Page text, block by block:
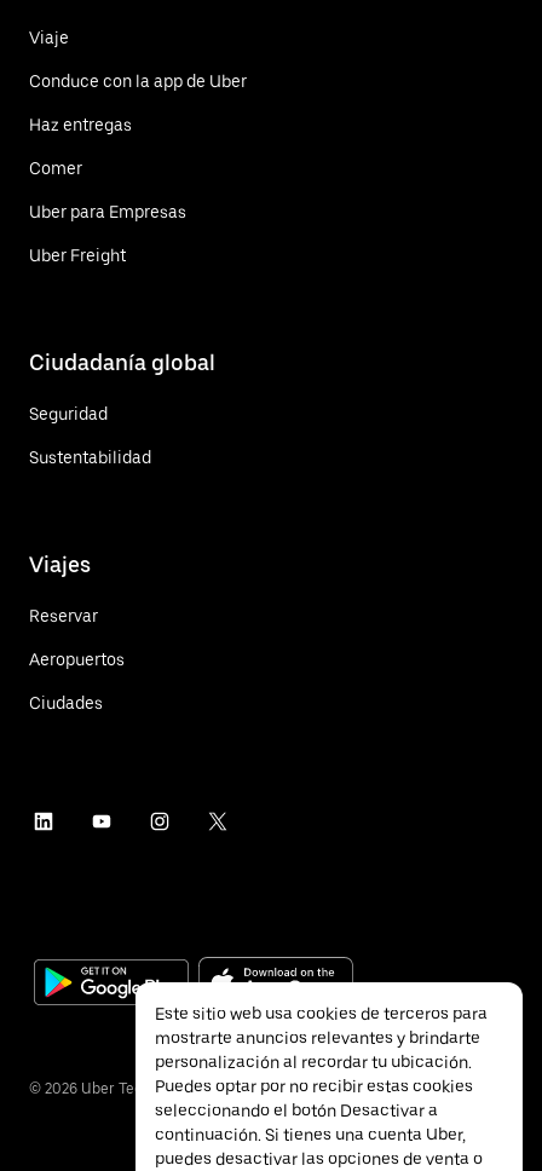
Viaje
Conduce con la app de Uber
Haz entregas
Comer
Uber para Empresas
Uber Freight
Ciudadanía global
Seguridad
Sustentabilidad
Viajes
Reservar
Aeropuertos
Ciudades
© 2026 Uber Technologies Inc.
Este sitio web usa cookies de terceros para
mostrarte anuncios relevantes y brindarte
personalización al recordar tu ubicación.
Puedes optar por no recibir estas cookies
seleccionando el botón Desactivar a
continuación. Si tienes una cuenta Uber,
puedes desactivar las opciones de venta o